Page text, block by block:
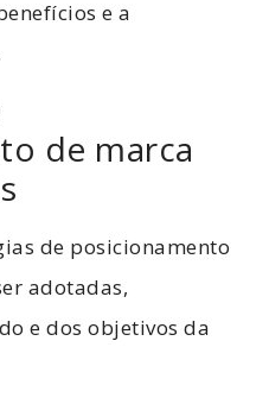
e a
de marca
de posicionamento
adotadas,
e dos objetivos da